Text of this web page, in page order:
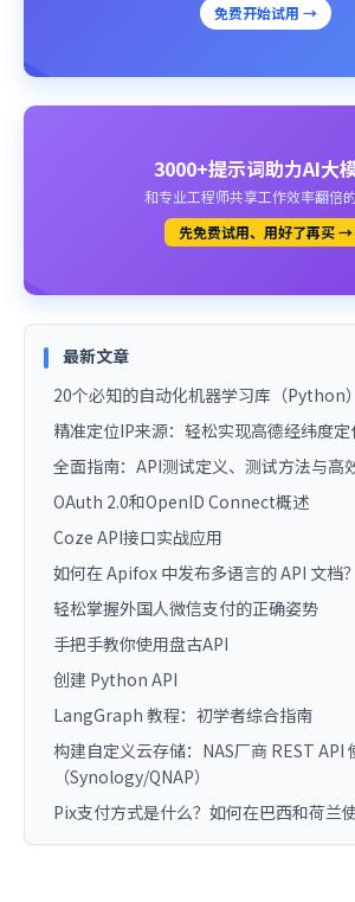
免费开始试用 →
3000+提示词助力AI大
和专业工程师共享工作效率翻倍
先免费试用、用好了再买 →
最新文章
20个必知的自动化机器学习库（Python）
精准定位IP来源：轻松实现高德经纬度
全面指南：API测试定义、测试方法与高
OAuth 2.0和OpenID Connect概述
Coze API接口实战应用
如何在 Apifox 中发布多语言的 API 文档？
轻松掌握外国人微信支付的正确姿势
手把手教你使用盘古API
创建 Python API
LangGraph 教程：初学者综合指南
构建自定义云存储：NAS厂商 REST API
（Synology/QNAP）
Pix支付方式是什么？如何在巴西和荷兰使